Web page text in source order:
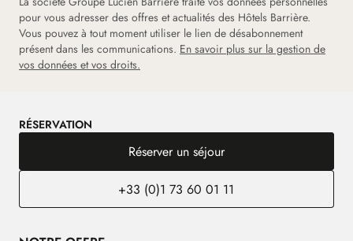
pour vous adresser des offres et actualités des Hôtels Barrière.
Vous pouvez à tout moment utiliser le lien de désabonnement
présent dans les communications. En savoir plus sur la gestion de
vos données et vos droits.
RÉSERVATION
Réserver un séjour
+33 (0)1 73 60 01 11